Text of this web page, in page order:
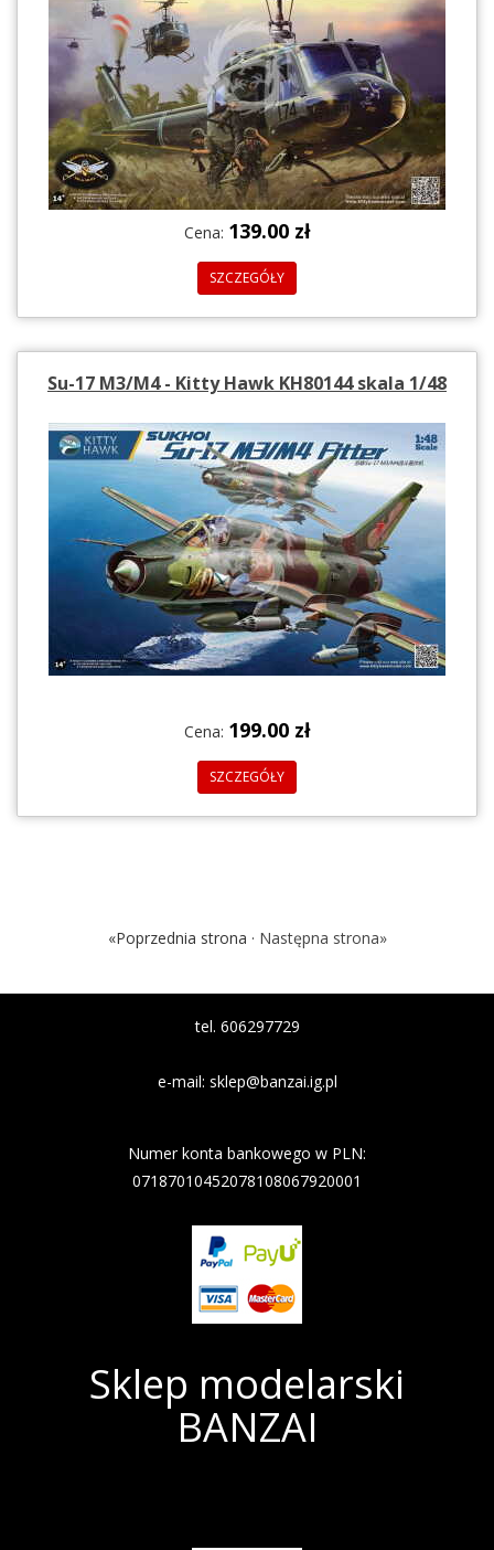
Cena: 139.00 zł
SZCZEGÓŁY
Su-17 M3/M4 - Kitty Hawk KH80144 skala 1/48
Cena: 199.00 zł
SZCZEGÓŁY
«Poprzednia strona · Następna strona»
tel. 606297729
e-mail: sklep@banzai.ig.pl
Numer konta bankowego w PLN:
07187010452078108067920001
Sklep modelarski
BANZAI